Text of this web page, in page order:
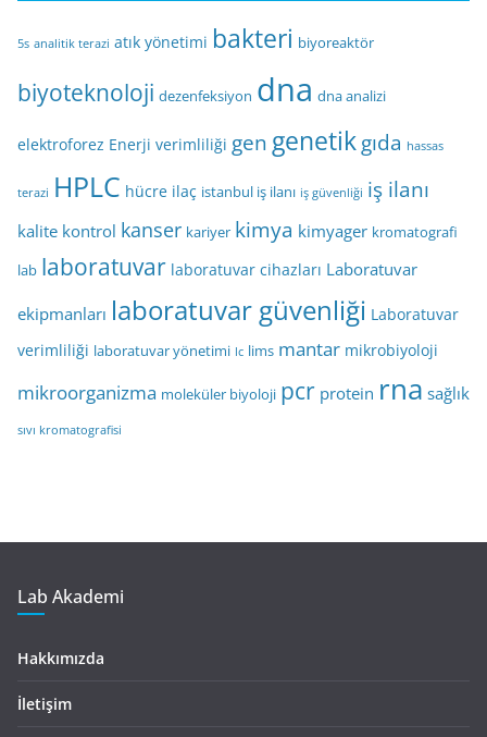
5s analitik terazi atık yönetimi bakteri biyoreaktör
biyoteknoloji dezenfeksiyon dna dna analizi
elektroforez Enerji verimliliği gen genetikgıda hassas
terazi HPLC hücre ilaç istanbul iş ilanı iş güvenliği iş ilanı
kalite kontrol kanser kariyer kimya kimyager kromatografi
lab laboratuvar laboratuvar cihazları Laboratuvar
ekipmanları laboratuvar güvenliği Laboratuvar
verimliliği laboratuvar yönetimi lc lims mantar mikrobiyoloji
mikroorganizma moleküler biyoloji pcr protein rna sağlık
sıvı kromatografisi
Lab Akademi
Hakkımızda
İletişim